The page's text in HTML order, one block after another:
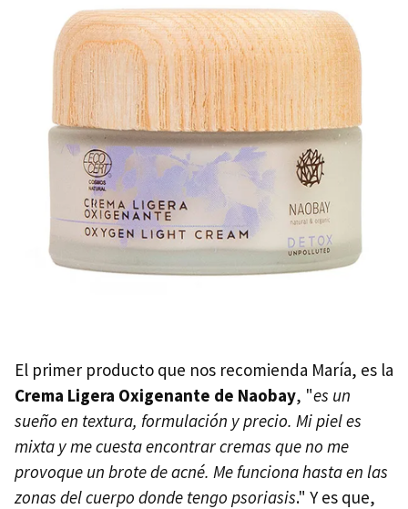
El primer producto que nos recomienda María, es la
Crema Ligera Oxigenante de Naobay, "es un
sueño en textura, formulación y precio. Mi piel es
mixta y me cuesta encontrar cremas que no me
provoque un brote de acné. Me funciona hasta en las
zonas del cuerpo donde tengo psoriasis." Y es que,